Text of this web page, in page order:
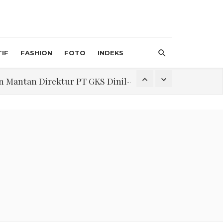
FASHION FOTO INDEKS
Direktur PT GKS Dinilai Rancu